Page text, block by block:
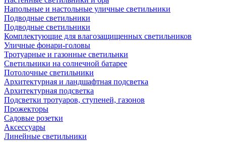
Напольные и настольные уличные светильники
Подводные светильники
Подводные светильники
Комплектующие для влагозащищенных светильников
Уличные фонари-головы
Тротуарные и газонные светильнки
Светильники на солнечной батарее
Потолочные светильники
Архитектурная и ландшафтная подсветка
Архитектурная подсветка
Подсветки тротуаров, ступеней, газонов
Прожекторы
Садовые розетки
Аксессуары
Линейные светильники